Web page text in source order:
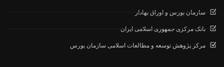
سارمان بورس و اوراق بهادار
بانک مرکزی جمهوری اسلامی ایران
مرکز پژوهش توسعه و مطالعات اسلامی سازمان بورس